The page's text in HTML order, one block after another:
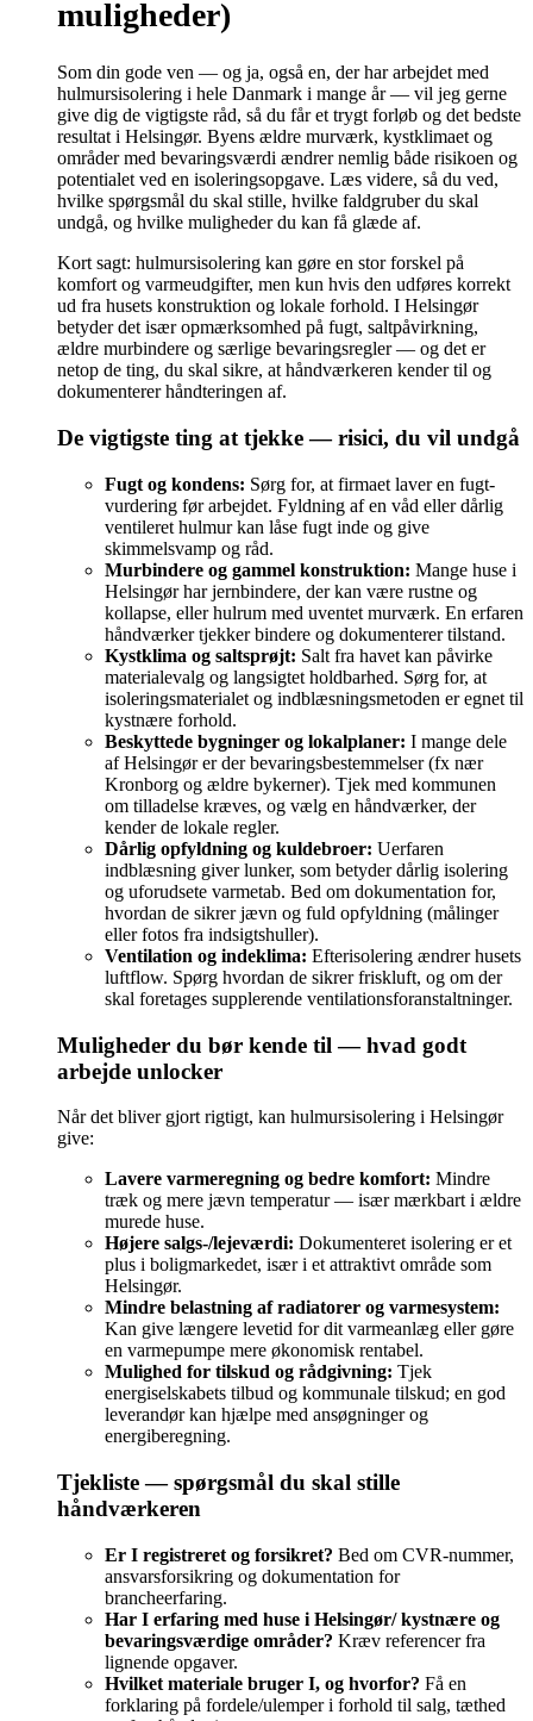
muligheder)
Som din gode ven — og ja, også en, der har arbejdet med
hulmursisolering i hele Danmark i mange år — vil jeg gerne
give dig de vigtigste råd, så du får et trygt forløb og det bedste
resultat i Helsingør. Byens ældre murværk, kystklimaet og
områder med bevaringsværdi ændrer nemlig både risikoen og
potentialet ved en isoleringsopgave. Læs videre, så du ved,
hvilke spørgsmål du skal stille, hvilke faldgruber du skal
undgå, og hvilke muligheder du kan få glæde af.
Kort sagt: hulmursisolering kan gøre en stor forskel på
komfort og varmeudgifter, men kun hvis den udføres korrekt
ud fra husets konstruktion og lokale forhold. I Helsingør
betyder det især opmærksomhed på fugt, saltpåvirkning,
ældre murbindere og særlige bevaringsregler — og det er
netop de ting, du skal sikre, at håndværkeren kender til og
dokumenterer håndteringen af.
De vigtigste ting at tjekke — risici, du vil undgå
Fugt og kondens: Sørg for, at firmaet laver en fugt-
vurdering før arbejdet. Fyldning af en våd eller dårlig
ventileret hulmur kan låse fugt inde og give
skimmelsvamp og råd.
Murbindere og gammel konstruktion: Mange huse i
Helsingør har jernbindere, der kan være rustne og
kollapse, eller hulrum med uventet murværk. En erfaren
håndværker tjekker bindere og dokumenterer tilstand.
Kystklima og saltsprøjt: Salt fra havet kan påvirke
materialevalg og langsigtet holdbarhed. Sørg for, at
isoleringsmaterialet og indblæsningsmetoden er egnet til
kystnære forhold.
Beskyttede bygninger og lokalplaner: I mange dele
af Helsingør er der bevaringsbestemmelser (fx nær
Kronborg og ældre bykerner). Tjek med kommunen
om tilladelse kræves, og vælg en håndværker, der
kender de lokale regler.
Dårlig opfyldning og kuldebroer: Uerfaren
indblæsning giver lunker, som betyder dårlig isolering
og uforudsete varmetab. Bed om dokumentation for,
hvordan de sikrer jævn og fuld opfyldning (målinger
eller fotos fra indsigtshuller).
Ventilation og indeklima: Efterisolering ændrer husets
luftflow. Spørg hvordan de sikrer friskluft, og om der
skal foretages supplerende ventilationsforanstaltninger.
Muligheder du bør kende til — hvad godt
arbejde unlocker
Når det bliver gjort rigtigt, kan hulmursisolering i Helsingør
give:
Lavere varmeregning og bedre komfort: Mindre
træk og mere jævn temperatur — især mærkbart i ældre
murede huse.
Højere salgs-/lejeværdi: Dokumenteret isolering er et
plus i boligmarkedet, især i et attraktivt område som
Helsingør.
Mindre belastning af radiatorer og varmesystem:
Kan give længere levetid for dit varmeanlæg eller gøre
en varmepumpe mere økonomisk rentabel.
Mulighed for tilskud og rådgivning: Tjek
energiselskabets tilbud og kommunale tilskud; en god
leverandør kan hjælpe med ansøgninger og
energiberegning.
Tjekliste — spørgsmål du skal stille
håndværkeren
Er I registreret og forsikret? Bed om CVR‑nummer,
ansvarsforsikring og dokumentation for
brancheerfaring.
Har I erfaring med huse i Helsingør/ kystnære og
bevaringsværdige områder? Kræv referencer fra
lignende opgaver.
Hvilket materiale bruger I, og hvorfor? Få en
forklaring på fordele/ulemper i forhold til salg, tæthed